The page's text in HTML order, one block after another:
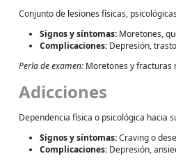
Conjunto de lesiones físicas,
Signos y síntomas: Moretones,
Complicaciones: Depresión,
Perla de examen: Moretones y fracturas
Adicciones
Dependencia física o psicológica hacia
Signos y síntomas:Craving o
Complicaciones: Depresión,